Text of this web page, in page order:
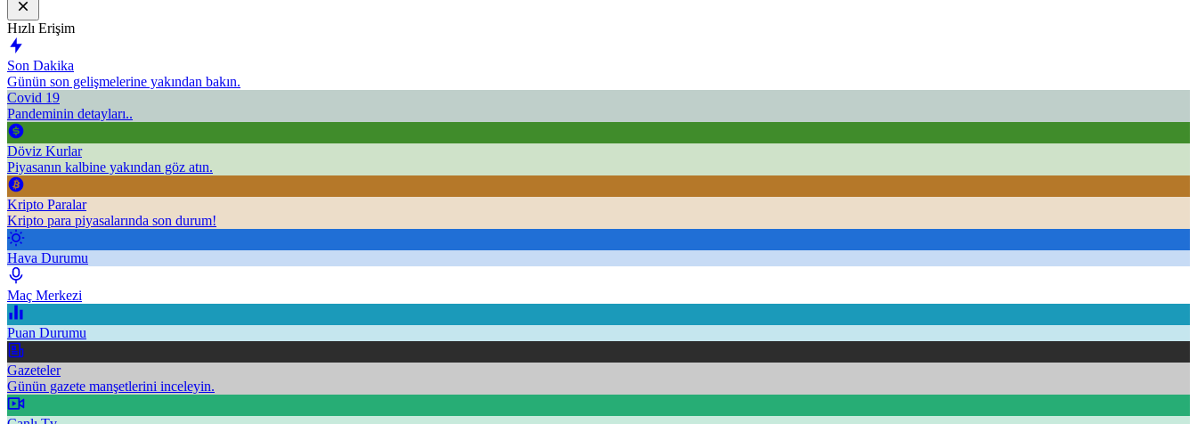
Hızlı Erişim
Son Dakika
Günün son gelişmelerine yakından bakın.
Covid 19
Pandeminin detayları..
Döviz Kurlar
Piyasanın kalbine yakından göz atın.
Kripto Paralar
Kripto para piyasalarında son durum!
Hava Durumu
Maç Merkezi
Puan Durumu
Gazeteler
Günün gazete manşetlerini inceleyin.